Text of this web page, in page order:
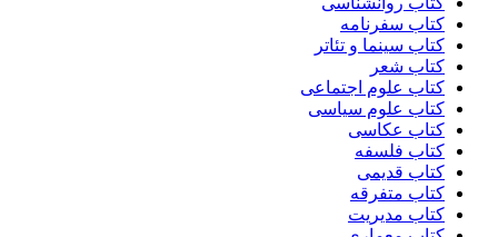
کتاب سفرنامه
کتاب سینما و تئاتر
کتاب شعر
کتاب علوم اجتماعی
کتاب علوم سیاسی
کتاب عکاسی
کتاب فلسفه
کتاب قدیمی
کتاب متفرقه
کتاب مدیریت